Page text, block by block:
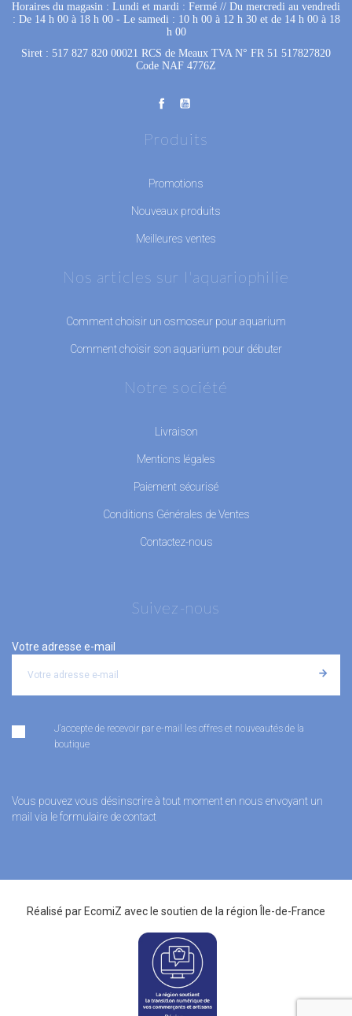
Horaires du magasin : Lundi et mardi : Fermé // Du mercredi au vendredi
: De 14 h 00 à 18 h 00 - Le samedi : 10 h 00 à 12 h 30 et de 14 h 00 à 18
h 00
Siret : 517 827 820 00021 RCS de Meaux TVA N° FR 51 517827820
Code NAF 4776Z
Produits
Promotions
Nouveaux produits
Meilleures ventes
Nos articles sur l'aquariophilie
Comment choisir un osmoseur pour aquarium
Comment choisir son aquarium pour débuter
Notre société
Livraison
Mentions légales
Paiement sécurisé
Conditions Générales de Ventes
Contactez-nous
Suivez-nous
Votre adresse e-mail
J'accepte de recevoir par e-mail les offres et nouveautés de la
boutique
Vous pouvez vous désinscrire à tout moment en nous envoyant un
mail via le formulaire de contact
Réalisé par EcomiZ avec le soutien de larégion Île-de-France